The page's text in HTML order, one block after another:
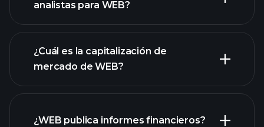
gráfico de WEB
analistas para WEB?
¿Cuál es la capitalización de
mercado de WEB?
nuestra lista de acciones
¿WEB publica informes financieros?